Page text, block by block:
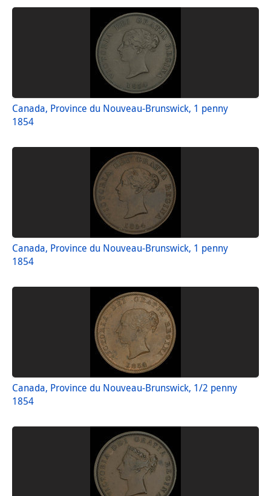
Canada, Province du Nouveau-Brunswick, 1 penny
1854
Canada, Province du Nouveau-Brunswick, 1 penny
1854
Canada, Province du Nouveau-Brunswick, 1/2 penny
1854